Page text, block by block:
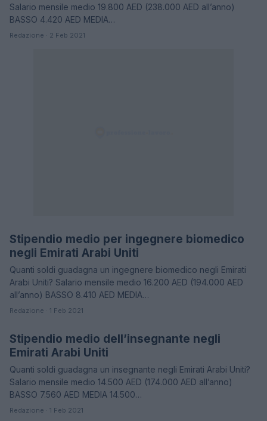
Salario mensile medio 19.800 AED (238.000 AED all’anno)
BASSO 4.420 AED MEDIA…
Redazione · 2 Feb 2021
STIPENDI
Stipendio medio per ingegnere biomedico
negli Emirati Arabi Uniti
Quanti soldi guadagna un ingegnere biomedico negli Emirati
Arabi Uniti? Salario mensile medio 16.200 AED (194.000 AED
all’anno) BASSO 8.410 AED MEDIA…
Redazione · 1 Feb 2021
STIPENDI
Stipendio medio dell’insegnante negli
Emirati Arabi Uniti
Quanti soldi guadagna un insegnante negli Emirati Arabi Uniti?
Salario mensile medio 14.500 AED (174.000 AED all’anno)
BASSO 7.560 AED MEDIA 14.500…
Redazione · 1 Feb 2021